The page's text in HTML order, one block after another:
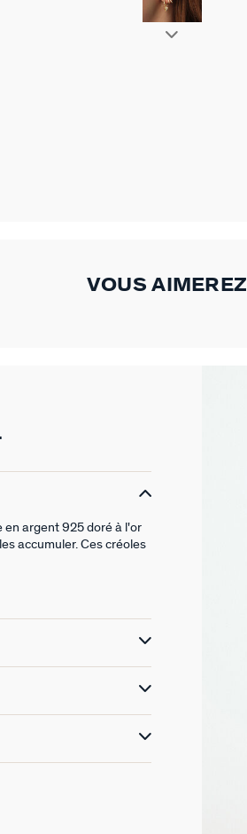
VOUS
en argent 925 doré à l'or
accumuler. Ces créoles